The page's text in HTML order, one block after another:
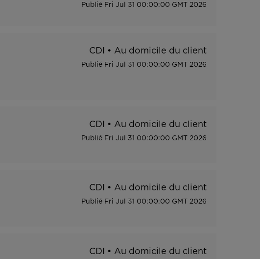
Publié Fri Jul 31 00:00:00 GMT 2026
CDI • Au domicile du client
Publié Fri Jul 31 00:00:00 GMT 2026
CDI • Au domicile du client
Publié Fri Jul 31 00:00:00 GMT 2026
CDI • Au domicile du client
Publié Fri Jul 31 00:00:00 GMT 2026
CDI • Au domicile du client